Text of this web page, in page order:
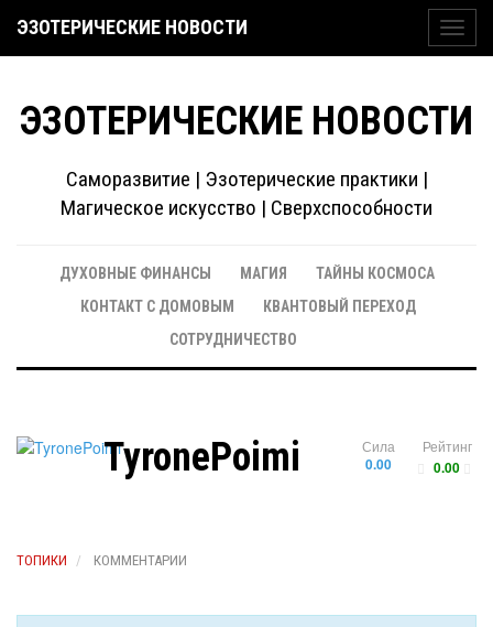
ЭЗОТЕРИЧЕСКИЕ НОВОСТИ
ЭЗОТЕРИЧЕСКИЕ НОВОСТИ
Саморазвитие | Эзотерические практики |
Магическое искусство | Сверхспособности
ДУХОВНЫЕ ФИНАНСЫ МАГИЯ
ТАЙНЫ КОСМОСА
КОНТАКТ С ДОМОВЫМ
КВАНТОВЫЙ ПЕРЕХОД
СОТРУДНИЧЕСТВО
Рейтинг
0.00
Сила
0.00
TyronePoimi
ТОПИКИ КОММЕНТАРИИ